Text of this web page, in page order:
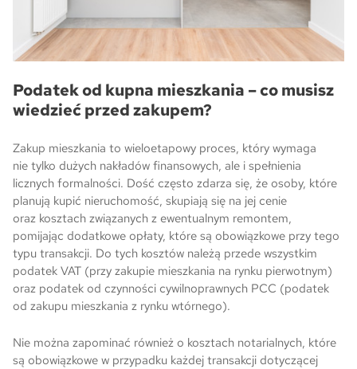
Podatek od kupna mieszkania – co musisz
wiedzieć przed zakupem?
Zakup mieszkania to wieloetapowy proces, który wymaga
nie tylko dużych nakładów finansowych, ale i spełnienia
licznych formalności. Dość często zdarza się, że osoby, które
planują kupić nieruchomość, skupiają się na jej cenie
oraz kosztach związanych z ewentualnym remontem,
pomijając dodatkowe opłaty, które są obowiązkowe przy tego
typu transakcji. Do tych kosztów należą przede wszystkim
podatek VAT (przy zakupie mieszkania na rynku pierwotnym)
oraz podatek od czynności cywilnoprawnych PCC (podatek
od zakupu mieszkania z rynku wtórnego).
Nie można zapominać również o kosztach notarialnych, które
są obowiązkowe w przypadku każdej transakcji dotyczącej